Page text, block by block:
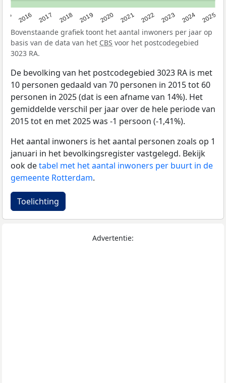
2016 2017 2018 2019 2020 2021 2022 2023 2024 2025
Bovenstaande grafiek toont het aantal inwoners per jaar op
basis van de data van het CBS voor het postcodegebied
3023 RA.
De bevolking van het postcodegebied 3023 RA is met
10 personen gedaald van 70 personen in 2015 tot 60
personen in 2025 (dat is een afname van 14%). Het
gemiddelde verschil per jaar over de hele periode van
2015 tot en met 2025 was -1 persoon (-1,41%).
Het aantal inwoners is het aantal personen zoals op 1
januari in het bevolkingsregister vastgelegd. Bekijk
ook detabel met het aantal inwoners per buurt in de
gemeente Rotterdam.
Toelichting
Advertentie: